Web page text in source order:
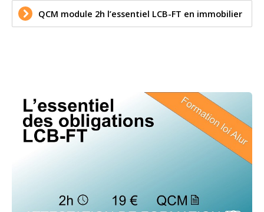
QCM module 2h l’essentiel LCB-FT en immobilier